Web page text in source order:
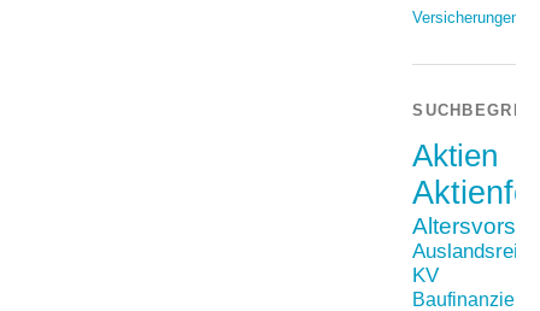
Versicherungen
Aktien
Auslandsreise
KV